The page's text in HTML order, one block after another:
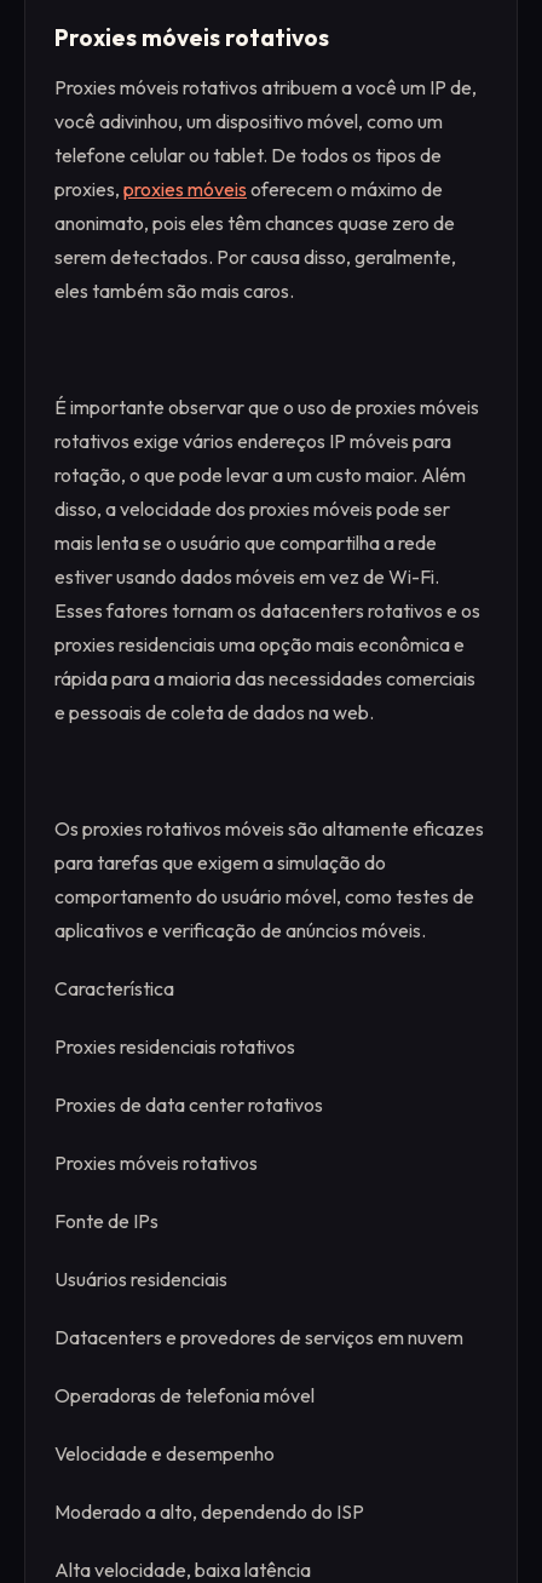
Proxies móveis rotativos
Proxies móveis rotativos atribuem a você um IP de,
você adivinhou, um dispositivo móvel, como um
telefone celular ou tablet. De todos os tipos de
proxies, proxies móveisoferecem o máximo de
anonimato, pois eles têm chances quase zero de
serem detectados. Por causa disso, geralmente,
eles também são mais caros.
É importante observar que o uso de proxies móveis
rotativos exige vários endereços IP móveis para
rotação, o que pode levar a um custo maior. Além
disso, a velocidade dos proxies móveis pode ser
mais lenta se o usuário que compartilha a rede
estiver usando dados móveis em vez de Wi-Fi.
Esses fatores tornam os datacenters rotativos e os
proxies residenciais uma opção mais econômica e
rápida para a maioria das necessidades comerciais
e pessoais de coleta de dados na web.
Os proxies rotativos móveis são altamente eficazes
para tarefas que exigem a simulação do
comportamento do usuário móvel, como testes de
aplicativos e verificação de anúncios móveis.
Característica
Proxies residenciais rotativos
Proxies de data center rotativos
Proxies móveis rotativos
Fonte de IPs
Usuários residenciais
Datacenters e provedores de serviços em nuvem
Operadoras de telefonia móvel
Velocidade e desempenho
Moderado a alto, dependendo do ISP
Alta velocidade, baixa latência